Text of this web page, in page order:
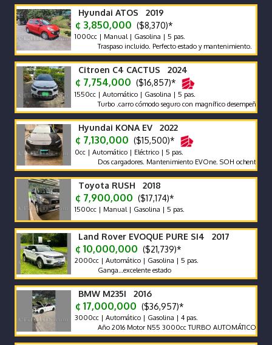
Hyundai ATOS 2019
¢ 3,850,000 ($8,370)*
1000cc | Manual | Gasolina | 5 pas.
Traspaso incluido. Perfecto estado y mantenimiento.
Citroen C4 CACTUS 2024
¢ 7,754,000 ($16,857)*
1550cc | Automático | Gasolina | 5 pas.
Turbo .carro cómodo seguro con magnífico desempeño
Hyundai KONA EV 2022
¢ 7,130,000 ($15,500)*
0cc | Automático | Eléctrico | 5 pas.
Dos cargadores. Mantenimiento EVOne. SOH ochenta y
Toyota RUSH 2018
¢ 7,900,000 ($17,174)*
1500cc | Manual | Gasolina | 5 pas.
Land Rover EVOQUE PURE SI4 2017
¢ 10,000,000 ($21,739)*
2000cc | Automático | Gasolina | 5 pas.
Ganga…excelente estado
BMW M235I 2016
¢ 17,000,000 ($36,957)*
3000cc | Automático | Gasolina | 4 pas.
Año 2016 Motor N55 3000cc TURBO AUTOMÁTICO Cambios